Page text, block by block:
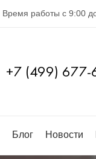
Время работы с 9:00
+7 (499) 677-
Блог Новости